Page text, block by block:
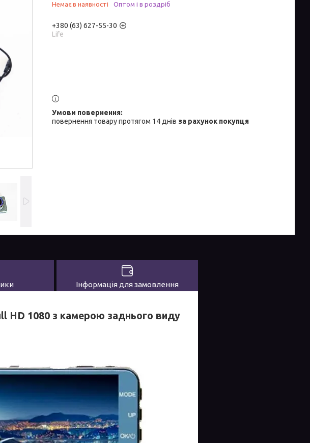
Немає в наявності Оптом і в роздріб
+380 (63) 627-55-30
Life
повернення товару протягом 14 днів за рахунок покупця
Інформація для замовлення
1080 з камерою заднього виду